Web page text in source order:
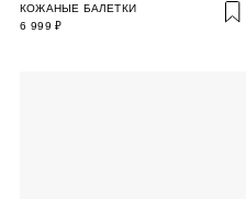
КОЖАНЫЕ БАЛЕТКИ
6 999 ₽